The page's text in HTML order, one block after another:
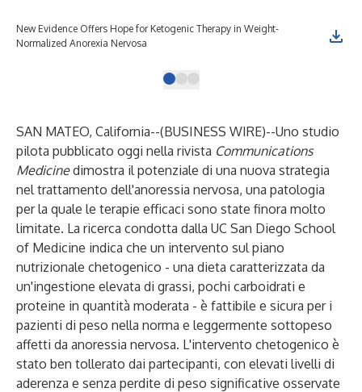
New Evidence Offers Hope for Ketogenic Therapy in Weight-
Normalized Anorexia Nervosa
SAN MATEO, California--(BUSINESS WIRE)--Uno studio
pilota pubblicato oggi nella rivista Communications
Medicinedimostra il potenziale di una nuova strategia
nel trattamento dell'anoressia nervosa, una patologia
per la quale le terapie efficaci sono state finora molto
limitate. La ricerca condotta dalla UC San Diego School
of Medicine indica che un intervento sul piano
nutrizionale chetogenico - una dieta caratterizzata da
un'ingestione elevata di grassi, pochi carboidrati e
proteine in quantità moderata - è fattibile e sicura per i
pazienti di peso nella norma e leggermente sottopeso
affetti da anoressia nervosa. L'intervento chetogenico è
stato ben tollerato dai partecipanti, con elevati livelli di
aderenza e senza perdite di peso significative osservate